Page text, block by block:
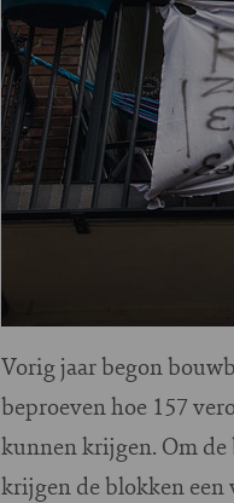
Vorig jaar begon
beproeven hoe 157
kunnen krijgen. Om
krijgen de blokken een